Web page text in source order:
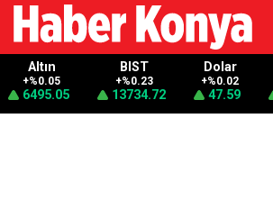
Altın
+%0.05
6495.05
BIST
+%0.23
13734.72
Dolar
+%0.02
47.59